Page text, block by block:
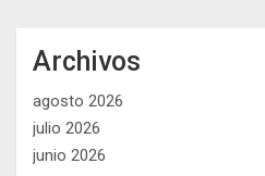
Archivos
agosto 2026
julio 2026
junio 2026